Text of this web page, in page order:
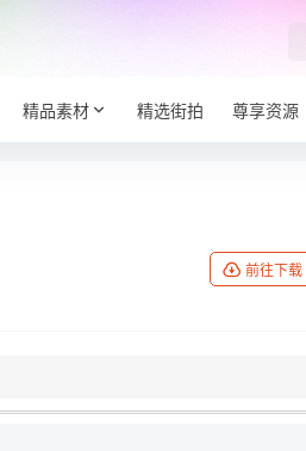
精品素材 精选街拍 尊享资源
前往下载